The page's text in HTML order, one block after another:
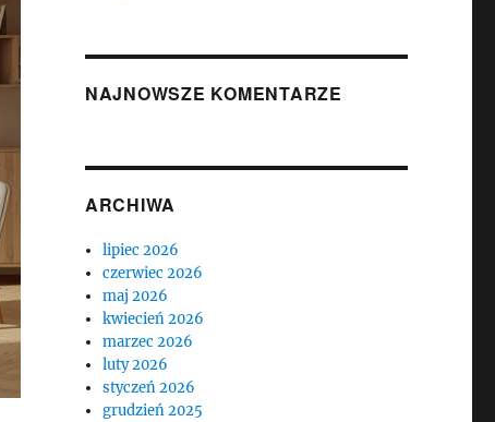
NAJNOWSZE KOMENTARZE
ARCHIWA
lipiec 2026
czerwiec 2026
maj 2026
kwiecień 2026
marzec 2026
luty 2026
styczeń 2026
grudzień 2025